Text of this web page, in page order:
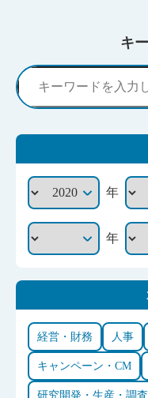
キ
年
年
経営・財務 人事
キャンペーン・CM
研究開発・生産・調査